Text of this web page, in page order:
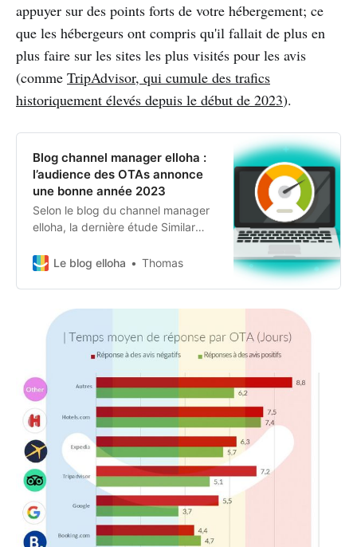
appuyer sur des points forts de votre hébergement; ce
que les hébergeurs ont compris qu'il fallait de plus en
plus faire sur les sites les plus visités pour les avis
(comme TripAdvisor, qui cumule des trafics
historiquement élevés depuis le début de 2023).
Blog channel manager elloha :
l’audience des OTAs annonce
une bonne année 2023
Selon le blog du channel manager
elloha, la dernière étude Similar
progression des OTAs qui traduit
internautes pour les voyages.
Le blog elloha Thomas